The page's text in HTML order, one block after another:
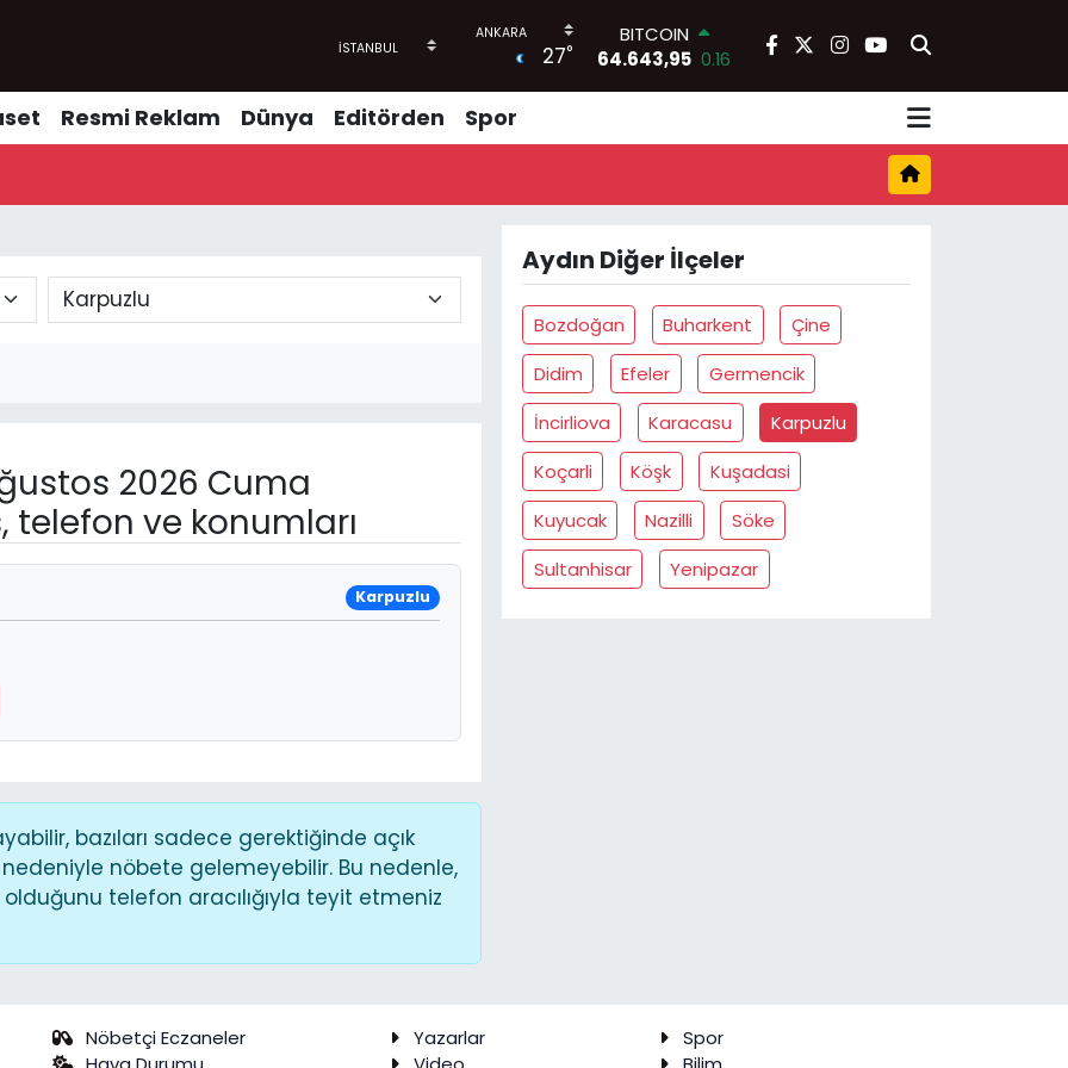
27°
BITCOIN
64.643,95 0.16
64,2143 0
6500.87 0.12
BİST100
13.799 70
Resmi Reklam Dünya Editörden Spor
2026 Cuma
ve konumları
Karpuzlu
bazıları sadece gerektiğinde açık
nöbete gelemeyebilir. Bu nedenle,
telefon aracılığıyla teyit etmeniz
Aydın Diğer İlçeler
Bozdoğan Buharkent
Çine
Didim
Efeler
Germencik
İncirliova
Karacasu
Karpuzlu
Koçarli
Köşk
Kuşadasi
Kuyucak
Nazilli
Söke
Sultanhisar
Yenipazar
Nöbetçi Eczaneler
Yazarlar
Spor